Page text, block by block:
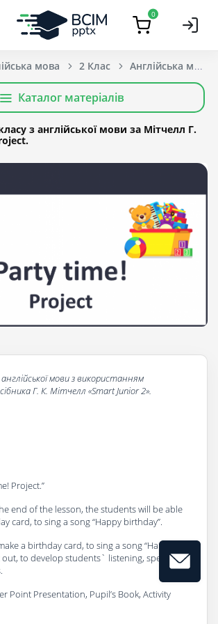
0
мова 2 Клас
Каталог матеріалів
з англійської мови за Мітчелл Г.
aнглійської мови з використанням
Г. К. Мітчелл «Smart Junior 2».
Project.”
end of the lesson, the students will be able
card, to sing a song “Happy birthday”.
a birthday card, to sing a song “Happy
out, to develop students` listening, speaking
Point Presentation, Pupil’s Book, Activity